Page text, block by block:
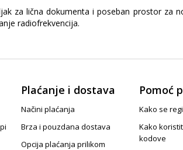
za lična dokumenta i poseban prostor za
radiofrekvencija.
Plaćanje i dostava
Načini plaćanja
Brza i pouzdana dostava
Opcija plaćanja prilikom
Pomoć
Kako se
Kako
kodove